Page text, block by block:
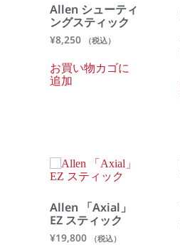
Allen シューティ
ングスティック
¥8,250 （税込）
お買い物カゴに
追加
Allen 「Axial」
EZ スティック
¥19,800 （税込）